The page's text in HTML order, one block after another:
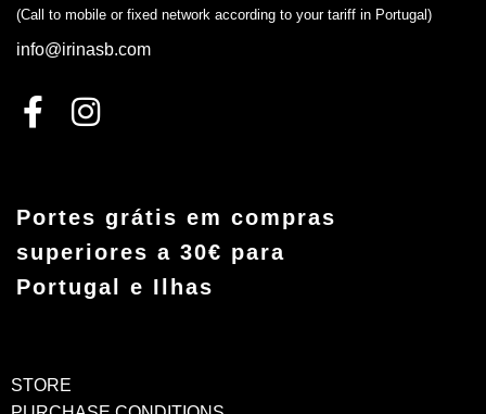
(Call to mobile or fixed network according to your tariff in Portugal)
info@irinasb.com
Portes grátis em compras
superiores a 30€ para
Portugal e Ilhas
STORE